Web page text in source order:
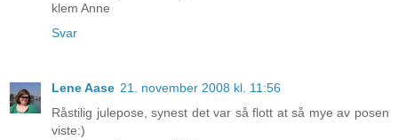
klem Anne
Svar
Lene Aase 21. november 2008 kl. 11:56
Råstilig julepose, synest det var så flott at så mye av posen
viste:)